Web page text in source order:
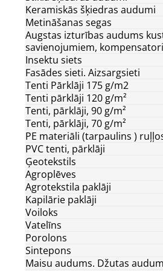
Keramiskās šķiedras audumi
Metināšanas segas
Augstas izturības audums
savienojumiem,
Insektu siets
Fasādes sieti. Aizsargsieti
Tenti Pārklāji 175 g/m2
Tenti pārklāji 120 g/m²
Tenti, pārklāji, 90 g/m²
Tenti, pārklāji, 70 g/m²
PE materiāli (tarpaulins )
PVC tenti, pārklāji
Ģeotekstils
Agroplēves
Agrotekstila paklāji
Kapilārie paklāji
Voiloks
Vatelīns
Porolons
Sintepons
Maisu audums. Džutas